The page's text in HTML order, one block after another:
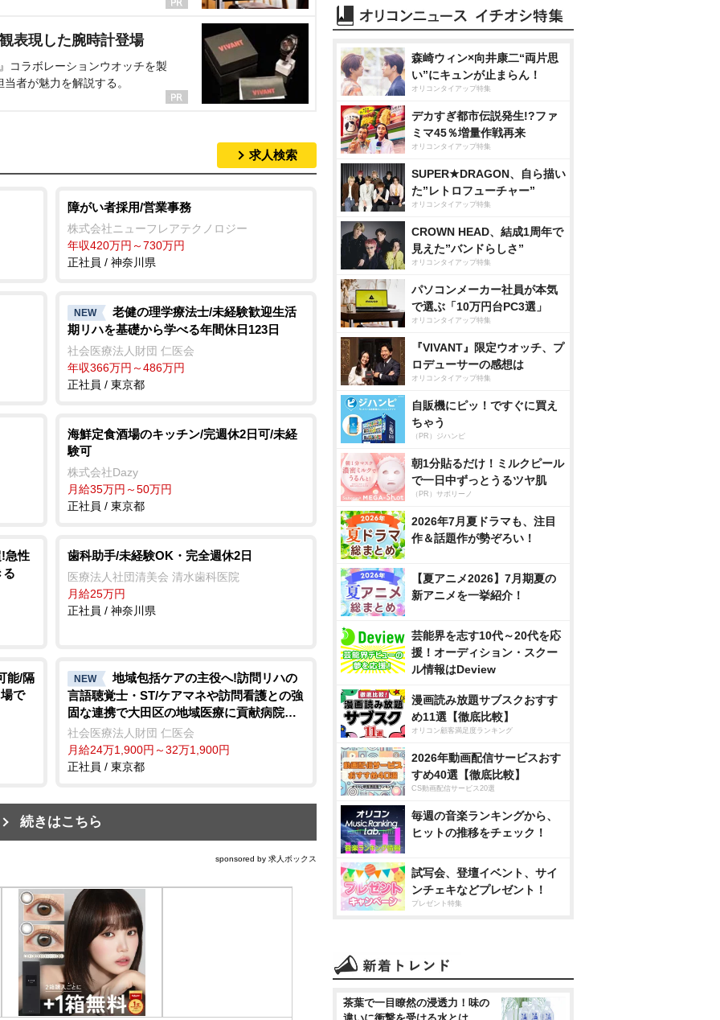
表現した腕時計登場
コラボレーションウオッチを製
者が魅力を解説する。
求人検索
障がい者採用/営業事務
株式会社ニューフレアテクノロジー
年収420万円～730万円
正社員 / 神奈川県
NEW
老健の理学療法士/未経験歓迎生活
期リハを基礎から学べる年間休日123日
社会医療法人財団 仁医会
年収366万円～486万円
正社員 / 東京都
海鮮定食酒場のキッチン/完週休2日可/未経
験可
株式会社Dazy
月給35万円～50万円
正社員 / 東京都
急性
る
歯科助手/未経験OK・完全週休2日
医療法人社団清美会 清水歯科医院
月給25万円
正社員 / 神奈川県
能/隔
で
NEW
地域包括ケアの主役へ!訪問リハの
言語聴覚士・ST/ケアマネや訪問看護との強
固な連携で大田区の地域医療に貢献病院発
信の安心体制
社会医療法人財団 仁医会
月給24万1,900円～32万1,900円
正社員 / 東京都
続きはこちら
sponsored by 求人ボックス
森崎ウィン×向井康二“両片思
い”にキュンが止まらん！
オリコンタイアップ特集
デカすぎ都市伝説発生!?ファ
ミマ45％増量作戦再来
オリコンタイアップ特集
SUPER★DRAGON、自ら描い
た”レトロフューチャー”
オリコンタイアップ特集
CROWN HEAD、結成1周年で
見えた”バンドらしさ”
オリコンタイアップ特集
パソコンメーカー社員が本気
で選ぶ「10万円台PC3選」
オリコンタイアップ特集
『VIVANT』限定ウオッチ、プ
ロデューサーの感想は
オリコンタイアップ特集
自販機にピッ！ですぐに買え
ちゃう
（PR）ジハンピ
朝1分貼るだけ！ミルクピール
で一日中ずっとうるツヤ肌
（PR）サボリーノ
2026年7月夏ドラマも、注目
作＆話題作が勢ぞろい！
【夏アニメ2026】7月期夏の
新アニメを一挙紹介！
芸能界を志す10代～20代を応
援！オーディション・スクー
ル情報はDeview
漫画読み放題サブスクおすす
め11選【徹底比較】
オリコン顧客満足度ランキング
2026年動画配信サービスおす
すめ40選【徹底比較】
CS動画配信サービス20選
毎週の音楽ランキングから、
ヒットの推移をチェック！
試写会、登壇イベント、サイ
ンチェキなどプレゼント！
プレゼント特集
茶葉で一目瞭然の浸透力！味の